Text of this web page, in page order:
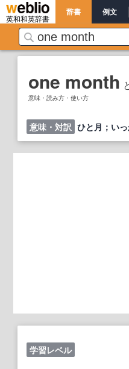
英和和英辞書
辞書 例文
one month
意味・読み方・使い方
意味・対訳 ひと月；い
学習レベル